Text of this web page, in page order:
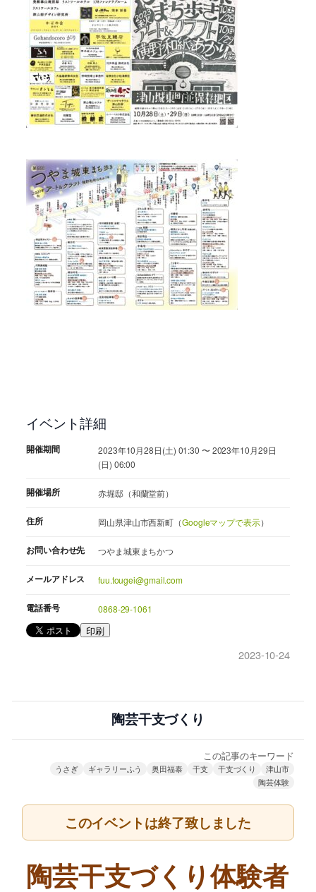
イベント詳細
開催期間
2023年10月28日(土) 01:30 〜 2023年10月29日
(日) 06:00
開催場所 赤堀邸（和蘭堂前）
住所 岡山県津山市西新町（Googleマップで表示）
お問い合わせ先 つやま城東まちかつ
メールアドレス fuu.tougei@gmail.com
電話番号 0868-29-1061
印刷
2023-10-24
陶芸干支づくり
この記事のキーワード
うさぎ ギャラリーふう 奥田福泰 干支 干支づくり
津山市
陶芸体験
このイベントは終了致しました
陶芸干支づくり体験者